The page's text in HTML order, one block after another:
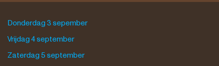
Donderdag 3 sepember
Vrijdag 4 september
Zaterdag 5 september